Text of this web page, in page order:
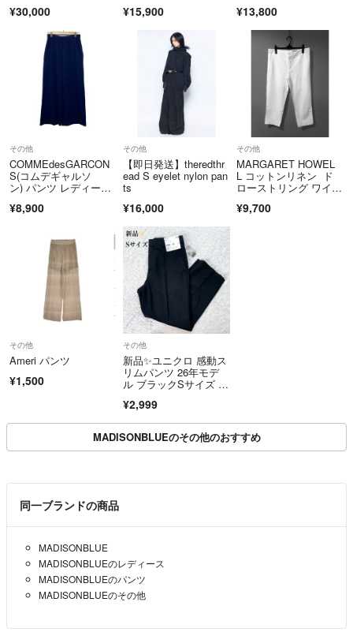
¥30,000 ¥15,900 ¥13,800
その他
COMMEdesGARCON
S(コムデギャルソ
ン) パンツ レディー
ー フルレングス/ウエ
¥8,900
その他
【即日発送】theredthr
ead S eyelet nylon pan
ts
¥16,000
その他
MARGARET HOWEL
L コットンリネン ド
ローストリング ワイ
¥9,700
その他
Ameri パンツ
¥1,500
その他
新品✨️ユニクロ 感動ス
リムパンツ 26年モデ
ル ブラックSサイズ ス
¥2,999
MADISONBLUEのその他のおすすめ
同一ブランドの商品
MADISONBLUE
MADISONBLUEのレディース
MADISONBLUEのパンツ
MADISONBLUEのその他